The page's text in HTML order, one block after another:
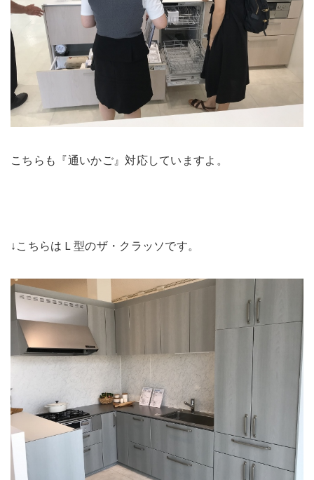
こちらも『通いかご』対応していますよ。
↓こちらはＬ型のザ・クラッソです。